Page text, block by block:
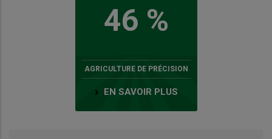
46 %
AGRICULTURE DE PRÉCISION
EN SAVOIR PLUS